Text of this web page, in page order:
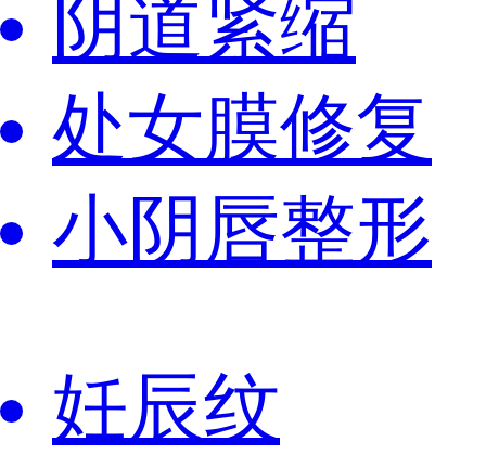
阴道紧缩
处女膜修复
小阴唇整形
妊辰纹